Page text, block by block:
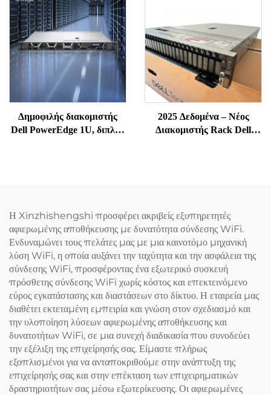
Εξυπηρετητής
διακομιστές Huawie GPU
σε rack, για εμβάθυνση
μάθησης (deep learning),
διακομιστής με
επεξεργαστές Xeon
Δημοφιλής διακομιστής
Dell PowerEdge 1U, διπλού
2025 Δεδομένα – Νέος
Διακομιστής Rack Dell
Η Xinzhishengshi προσφέρει ακριβείς εξυπηρετητές
αφιερωμένης αποθήκευσης με δυνατότητα σύνδεσης WiFi.
Ενδυναμώνει τους πελάτες μας με μια καινοτόμο μηχανική
λύση WiFi, η οποία αυξάνει την ταχύτητα και την ασφάλεια της
σύνδεσης WiFi, προσφέροντας ένα εξωτερικό συσκευή
πρόσθετης σύνδεσης WiFi χωρίς κόστος και επεκτεινόμενο
εύρος εγκατάστασης και διαστάσεων στο δίκτυο. Η εταιρεία μας
διαθέτει εκτεταμένη εμπειρία και γνώση στον σχεδιασμό και
την υλοποίηση λύσεων αφιερωμένης αποθήκευσης και
δυνατοτήτων WiFi, σε μια συνεχή διαδικασία που συνοδεύει
την εξέλιξη της επιχείρησής σας. Είμαστε πλήρως
εξοπλισμένοι για να ανταποκριθούμε στην ανάπτυξη της
επιχείρησής σας και στην επέκταση των επιχειρηματικών
δραστηριοτήτων σας μέσω εξωτερίκευσης. Οι αφιερωμένες